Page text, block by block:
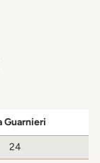
Guarnieri
24